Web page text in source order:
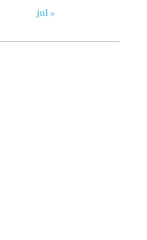
jul »